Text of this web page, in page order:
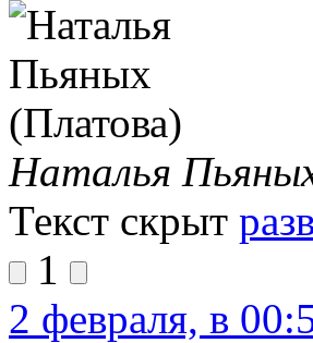
Наталья
Текст скрыт
1
2 февраля, в